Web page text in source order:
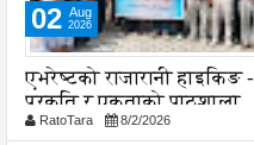
02 Aug
2026
एभरेष्टको राजारानी हाइकिङ -
प्रकृति र एकताको पाठशाला
RatoTara 8/2/2026